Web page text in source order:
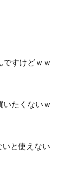
すけどｗｗ
たくないｗ
と使えない